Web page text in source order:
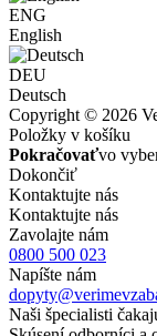
ENG
English
DEU
Deutsch
Copyright © 2026
Položky v košíku
Pokračovaťvo
Dokončiť
Kontaktujte nás
Kontaktujte nás
Zavolajte nám
0800 500 023
Napíšte nám
Naši špecialisti